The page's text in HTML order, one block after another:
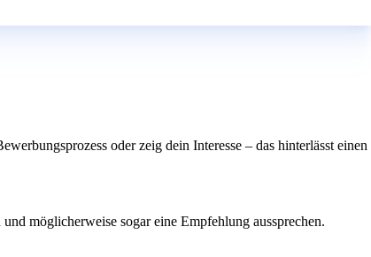
oder zeig dein Interesse – das hinterlässt einen
möglicherweise sogar eine Empfehlung aussprechen.